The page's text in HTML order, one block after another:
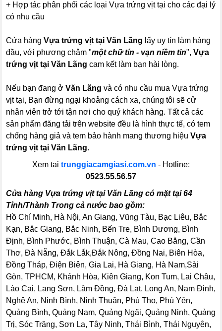
+ Hợp tác phân phối các loại Vựa trứng vịt tại cho các đại lý
có nhu cầu
Cửa hàngVựa trứng vịt tại Văn Lãng lấy uy tín làm hàng
đầu, với phương châm "một chữ tín - vạn niềm tin",Vựa
trứng vịt tại Văn Lãng cam kết làm bạn hài lòng.
Nếu bạn đang ởVăn Lãng và có nhu cầu mua Vựa trứng
vịt tại, Bạn đừng ngại khoảng cách xa, chúng tôi sẽ cử
nhân viên trở tới tận nơi cho quý khách hàng. Tất cả các
sản phẩm đăng tải trên website đều là hình thực tế, có tem
chống hàng giả và tem bảo hành mang thương hiệuVựa
trứng vịt tại Văn Lãng.
Xem tại trunggiacamgiasi.com.vn - Hotline:
0523.55.56.57
Cửa hàng Vựa trứng vịt tại Văn Lãng có mặt tại 64
Tỉnh/Thành Trong cả nước bao gồm:
Hồ Chí Minh, Hà Nội, An Giang, Vũng Tàu, Bạc Liêu, Bắc
Kạn, Bắc Giang, Bắc Ninh, Bến Tre, Bình Dương, Bình
Định, Bình Phước, Bình Thuận, Cà Mau, Cao Bằng, Cần
Thơ, Đà Nẵng, Đắk Lắk,Đắk Nông, Đồng Nai, Biên Hòa,
Đồng Tháp, Điện Biên, Gia Lai, Hà Giang, Hà Nam,Sài
Gòn, TPHCM, Khánh Hòa, Kiên Giang, Kon Tum, Lai Châu,
Lào Cai, Lạng Sơn, Lâm Đồng, Đà Lạt, Long An, Nam Định,
Nghệ An, Ninh Bình, Ninh Thuận, Phú Thọ, Phú Yên,
Quảng Bình, Quảng Nam, Quảng Ngãi, Quảng Ninh, Quảng
Trị, Sóc Trăng, Sơn La, Tây Ninh, Thái Bình, Thái Nguyên,